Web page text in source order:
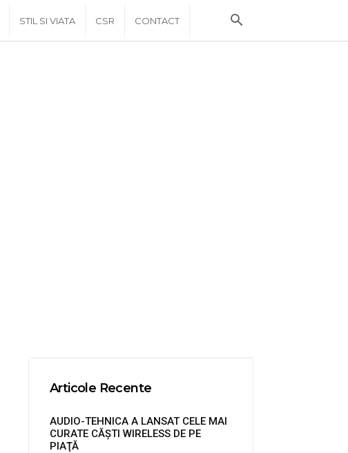
STIL SI VIATA CSR CONTACT
Articole Recente
AUDIO-TEHNICA A LANSAT CELE MAI
CURATE CĂŞTI WIRELESS DE PE
PIAŢĂ